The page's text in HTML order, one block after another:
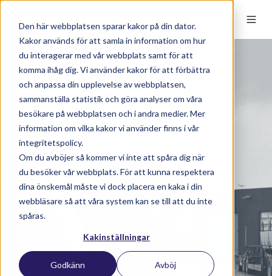
Den här webbplatsen sparar kakor på din dator.
Kakor används för att samla in information om hur
du interagerar med vår webbplats samt för att
komma ihåg dig. Vi använder kakor för att förbättra
och anpassa din upplevelse av webbplatsen,
sammanställa statistik och göra analyser om våra
besökare på webbplatsen och i andra medier. Mer
information om vilka kakor vi använder finns i vår
integritetspolicy.
Om du avböjer så kommer vi inte att spåra dig när
du besöker vår webbplats. För att kunna respektera
dina önskemål måste vi dock placera en kaka i din
webbläsare så att våra system kan se till att du inte
spåras.
Kakinställningar
Godkänn Avböj
Personalplanering för
transportbranschen
Smart & effektiv
personalplanering
Kontakta oss